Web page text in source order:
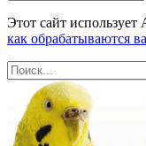
Этот сайт
как обрабатываются